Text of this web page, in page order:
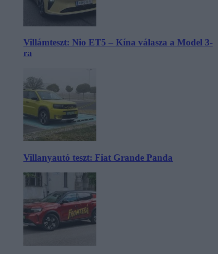
Villámteszt: Nio ET5 – Kína válasza a Model 3-
ra
Villanyautó teszt: Fiat Grande Panda